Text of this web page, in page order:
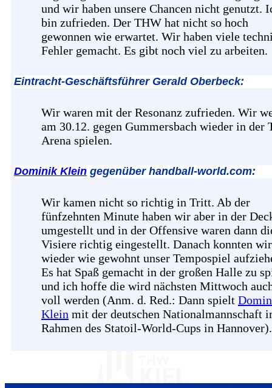
und wir haben unsere Chancen nicht genutzt.
bin zufrieden. Der THW hat nicht so hoch
gewonnen wie erwartet. Wir haben viele
Fehler gemacht. Es gibt noch viel zu arbeiten.
Eintracht-Geschäftsführer Gerald Oberbeck:
Wir waren mit der Resonanz zufrieden. Wir
am 30.12. gegen Gummersbach wieder in der
Arena spielen.
Dominik Klein gegenüber handball-world.com:
Wir kamen nicht so richtig in Tritt. Ab der
fünfzehnten Minute haben wir aber in der
umgestellt und in der Offensive waren dann
Visiere richtig eingestellt. Danach konnten wir
wieder wie gewohnt unser Tempospiel
Es hat Spaß gemacht in der großen Halle zu
und ich hoffe die wird nächsten Mittwoch
voll werden (Anm. d. Red.: Dann spielt
Klein mit der deutschen Nationalmannschaft
Rahmen des Statoil-World-Cups in Hannover).